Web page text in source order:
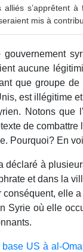
alliés s’apprêtent
mis à
gouvernement
aucune
que groupe
est illégitime
Notons que
de combattre
Pourquoi? En
déclaré à
et dans la
conséquent, elle
Syrie où elle
base US à al-